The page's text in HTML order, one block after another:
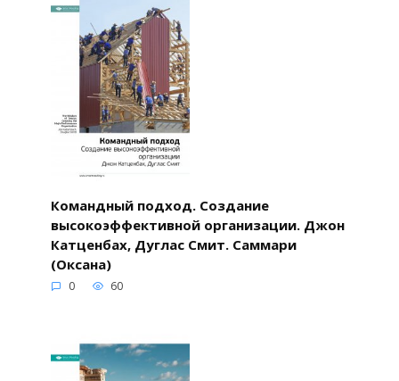
Командный подход. Создание
высокоэффективной организации. Джон
Катценбах, Дуглас Смит. Саммари
(Оксана)
0 60